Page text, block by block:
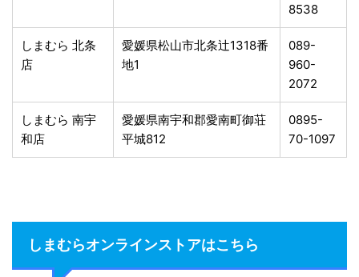
8538
しまむら 北条
店
愛媛県松山市北条辻1318番
地1
089-
960-
2072
しまむら 南宇
和店
愛媛県南宇和郡愛南町御荘
平城812
0895-
70-1097
しまむらオンラインストアはこちら